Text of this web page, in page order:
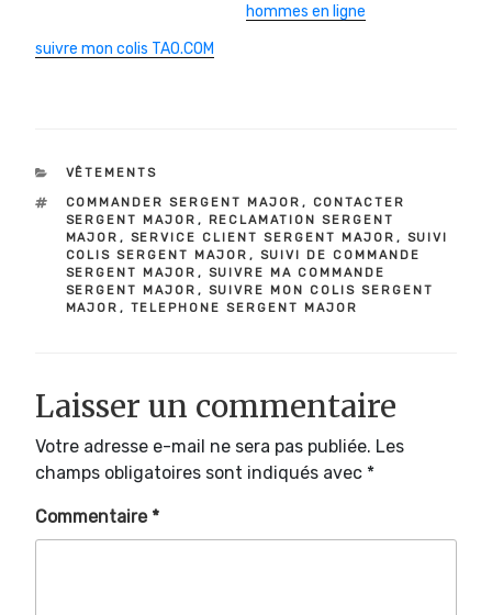
hommes en ligne
suivre mon colis TAO.COM
CATÉGORIES
VÊTEMENTS
ÉTIQUETTES
COMMANDER SERGENT MAJOR ,
CONTACTER
SERGENT MAJOR ,
RECLAMATION SERGENT
MAJOR , SERVICE CLIENT SERGENT MAJOR , SUIVI
COLIS SERGENT MAJOR , SUIVI DE COMMANDE
SERGENT MAJOR , SUIVRE MA COMMANDE
SERGENT MAJOR , SUIVRE MON COLIS SERGENT
MAJOR , TELEPHONE SERGENT MAJOR
Laisser un commentaire
Votre adresse e-mail ne sera pas publiée. Les
champs obligatoires sont indiqués avec *
Commentaire *